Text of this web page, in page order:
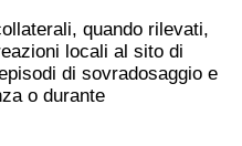
quando rilevati,
locali al sito di
di sovradosaggio e
o durante